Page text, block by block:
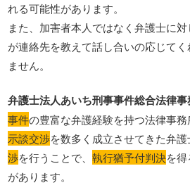
れる可能性があります。
また、加害者本人ではなく弁護士に
が連絡先を教えて話し合いの応じて
ません。
弁護士法人あいち刑事事件総合法律
事件の豊富な弁護経験を持つ法律事務
示談交渉を数多く成立させてきた弁
渉を行うことで、執行猶予付判決を
があります。